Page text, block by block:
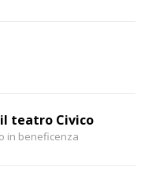
teatro Civico
in beneficenza